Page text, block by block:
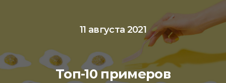
11 августа 2021
Топ-10 примеров